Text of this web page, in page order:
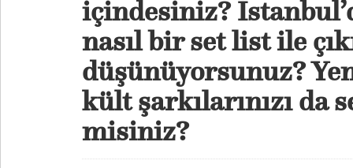
içindesiniz?
nasıl bir set list ile
düşünüyorsunuz?
kült şarkılarınızı da
misiniz?